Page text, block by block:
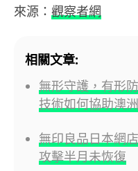
來源： 觀察者網
相關文章:
無形守護，有形
技術如何協助澳
無印良品日本網
攻擊半月未恢復